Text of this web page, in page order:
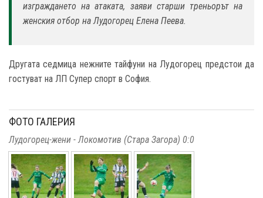
изграждането на атаката, заяви старши треньорът на
женския отбор на Лудогорец Елена Пеева.
Другата седмица нежните тайфуни на Лудогорец предстои да
гостуват на ЛП Супер спорт в София.
ФОТО ГАЛЕРИЯ
Лудогорец-жени - Локомотив (Стара Загора) 0:0